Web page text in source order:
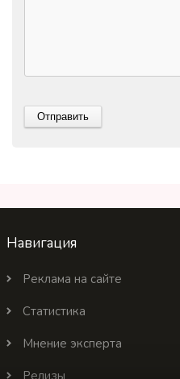
Навигация
Реклама на сайте
Статистика
Мнение эксперта
Релизы